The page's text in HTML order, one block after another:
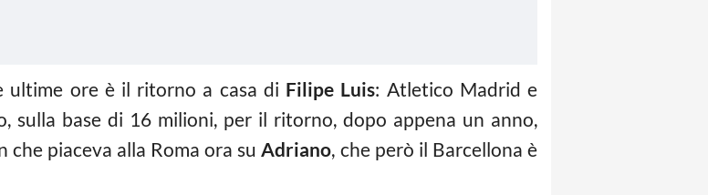
ultime ore è il ritorno a casa di Filipe Luis: Atletico Madrid e
sulla base di 16 milioni, per il ritorno, dopo appena un anno,
che piaceva alla Roma ora suAdriano, che però il Barcellona è